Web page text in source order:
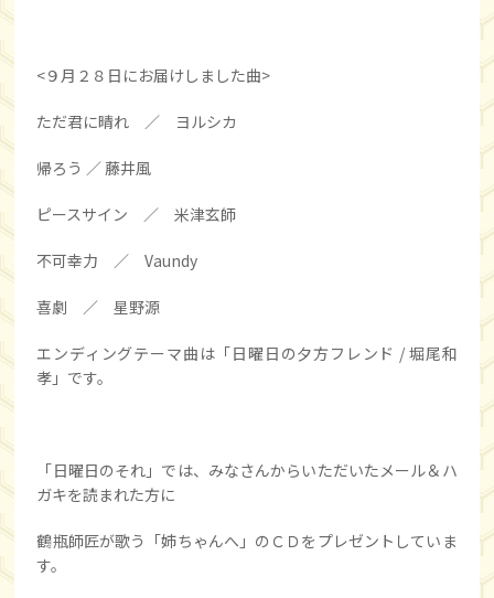
<９月２８日にお届けしました曲>
ただ君に晴れ ／ ヨルシカ
帰ろう ／ 藤井風
ピースサイン ／ 米津玄師
不可幸力 ／ Vaundy
喜劇 ／ 星野源
エンディングテーマ曲は「日曜日の夕方フレンド / 堀尾和
孝」です。
「日曜日のそれ」では、みなさんからいただいたメール＆ハ
ガキを読まれた方に
鶴瓶師匠が歌う「姉ちゃんへ」のＣＤをプレゼントしていま
す。